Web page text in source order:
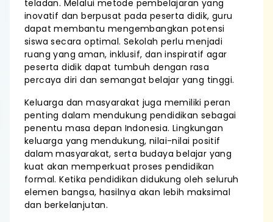
teladan. Melalui metode pembelajaran yang
inovatif dan berpusat pada peserta didik, guru
dapat membantu mengembangkan potensi
siswa secara optimal. Sekolah perlu menjadi
ruang yang aman, inklusif, dan inspiratif agar
peserta didik dapat tumbuh dengan rasa
percaya diri dan semangat belajar yang tinggi.
Keluarga dan masyarakat juga memiliki peran
penting dalam mendukung pendidikan sebagai
penentu masa depan Indonesia. Lingkungan
keluarga yang mendukung, nilai-nilai positif
dalam masyarakat, serta budaya belajar yang
kuat akan memperkuat proses pendidikan
formal. Ketika pendidikan didukung oleh seluruh
elemen bangsa, hasilnya akan lebih maksimal
dan berkelanjutan.